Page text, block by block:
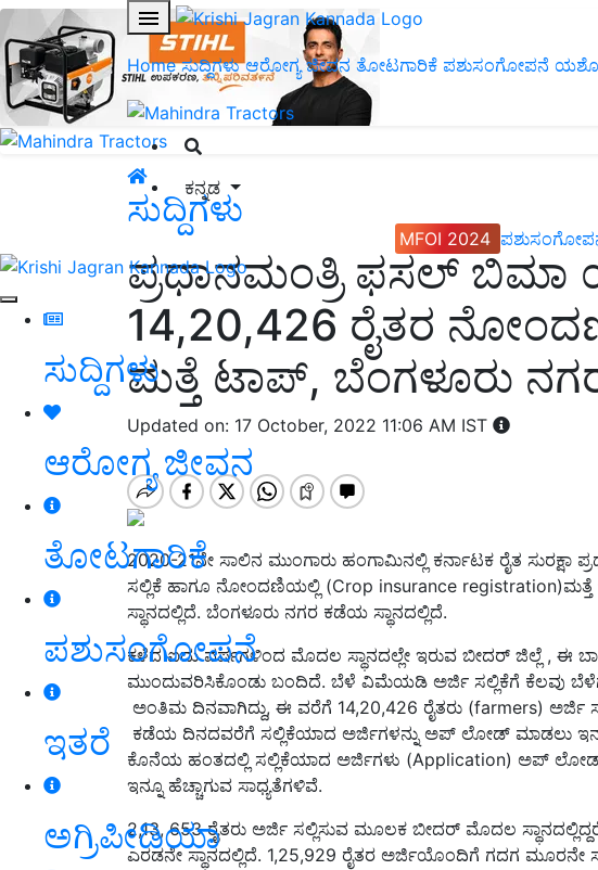
Home ಸುದ್ದಿಗಳು ಆರೋಗ್ಯ ಜೀವನ ತೋಟಗಾರಿಕೆ ಪಶುಸಂಗೋಪನೆ
ಕನ್ನಡ
MFOI 2024
ಸುದ್ದಿಗಳು
ಆರೋಗ್ಯ ಜೀವನ
ತೋಟಗಾರಿಕೆ
ಪಶುಸಂಗೋಪನೆ
ಇತರೆ
ಅಗ್ರಿಪೀಡಿಯಾ
ಸುದ್ದಿಗಳು
ಪ್ರಧಾನಮಂತ್ರಿ ಫಸಲ್
14,20,426 ರೈತರ
ಮತ್ತೆ ಟಾಪ್, ಬೆಂಗಳೂರು
Updated on: 17 October, 2022 11:06 AM IST
2020-21ನೇ ಸಾಲಿನ ಮುಂಗಾರು ಹಂಗಾಮಿನಲ್ಲಿ ಕರ್ನಾಟಕ ರೈತ
ಸಲ್ಲಿಕೆ ಹಾಗೂ ನೋಂದಣಿಯಲ್ಲಿ (Crop insurance registration)ಮತ್ತೆ
ಸ್ಥಾನದಲ್ಲಿದೆ. ಬೆಂಗಳೂರು ನಗರ ಕಡೆಯ ಸ್ಥಾನದಲ್ಲಿದೆ.
ಕಳೆದ ಐದು ವರ್ಷಗಳಿಂದ ಮೊದಲ ಸ್ಥಾನದಲ್ಲೇ ಇರುವ ಬೀದರ್‌ ಜಿಲ್ಲೆ , ಈ
ಮುಂದುವರಿಸಿಕೊಂಡು ಬಂದಿದೆ. ಬೆಳೆ ವಿಮೆಯಡಿ ಅರ್ಜಿ ಸಲ್ಲಿಕೆಗೆ ಕೆಲವು
ಅಂತಿಮ ದಿನವಾಗಿದ್ದು, ಈ ವರೆಗೆ 14,20,426 ರೈತರು (farmers)
ಕಡೆಯ ದಿನದವರೆಗೆ ಸಲ್ಲಿಕೆಯಾದ ಅರ್ಜಿಗಳನ್ನು ಅಪ್‌ ಲೋಡ್‌ ಮಾಡಲು
ಕೊನೆಯ ಹಂತದಲ್ಲಿ ಸಲ್ಲಿಕೆಯಾದ ಅರ್ಜಿಗಳು (Application) ಅಪ್‌
ಇನ್ನೂ ಹೆಚ್ಚಾಗುವ ಸಾಧ್ಯತೆಗಳಿವೆ.
2,13, 653 ರೈತರು ಅರ್ಜಿ ಸಲ್ಲಿಸುವ ಮೂಲಕ ಬೀದರ್‌ ಮೊದಲ
ಎರಡನೇ ಸ್ಥಾನದಲ್ಲಿದೆ. 1,25,929 ರೈತರ ಅರ್ಜಿಯೊಂದಿಗೆ ಗದಗ ಮೂರನೇ